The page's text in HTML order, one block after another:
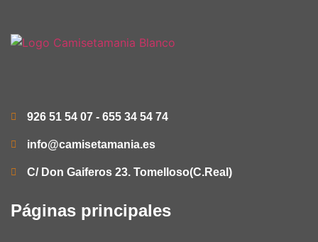
926 51 54 07 - 655 34 54 74
info@camisetamania.es
C/ Don Gaiferos 23. Tomelloso(C.Real)
Páginas principales